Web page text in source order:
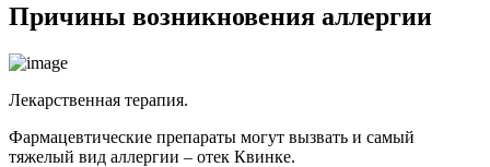
Причины возникновения аллергии
Лекарственная терапия.
Фармацевтические препараты могут вызвать и самый
тяжелый вид аллергии – отек Квинке.